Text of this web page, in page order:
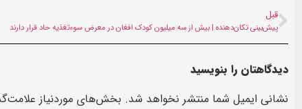
قبل
پیش‌بینی تکان‌دهنده | بیش از سه میلیون کودک افغان در معرض سوءتغذیه حاد قرار دارند
دیدگاهتان را بنویسید
نشانی ایمیل شما منتشر نخواهد شد. بخش‌های موردنیاز